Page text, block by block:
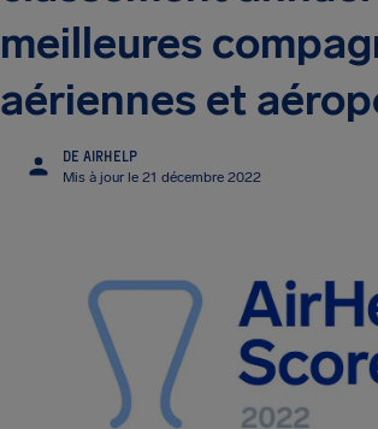
meilleures
aériennes et
DE AIRHELP
Mis à jour le 21 décembre 2022